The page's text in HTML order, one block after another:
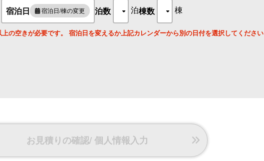
宿泊日 宿泊日/棟の変更 泊数 泊棟数 棟
の空きが必要です。 宿泊日を変えるか上記カレンダーから別の日付を選択してください
お見積りの確認/ 個人情報入力